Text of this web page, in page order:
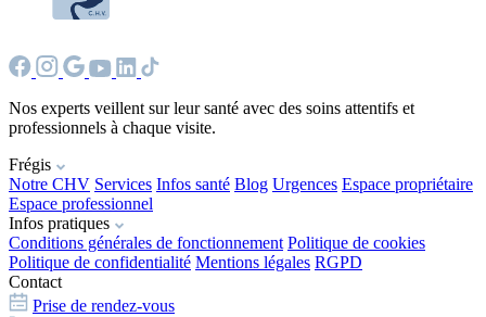
Nos experts veillent sur leur santé avec des soins attentifs et
professionnels à chaque visite.
Frégis
Notre CHV Services Infos santé Blog Urgences Espace propriétaire
Espace professionnel
Infos pratiques
Conditions générales de fonctionnement Politique de cookies
Politique de confidentialité Mentions légales RGPD
Contact
Prise de rendez-vous